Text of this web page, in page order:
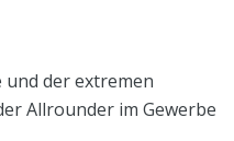
der extremen
Allrounder im Gewerbe